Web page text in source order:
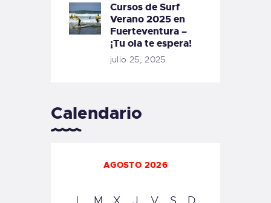
Cursos de Surf
Verano 2025 en
Fuerteventura –
¡Tu ola te espera!
julio 25, 2025
Calendario
AGOSTO 2026